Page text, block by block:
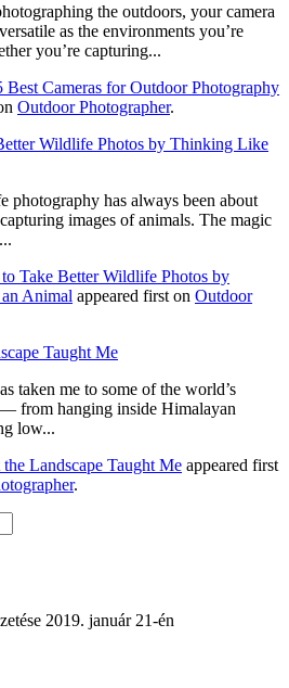
the outdoors, your camera
as the environments you’re
you’re capturing...
Best Cameras for Outdoor Photography
Outdoor Photographer.
Wildlife Photos by Thinking Like
photography has always been about
images of animals. The magic
Take Better Wildlife Photos by
Animal appeared first on Outdoor
Taught Me
taken me to some of the world’s
from hanging inside Himalayan
low...
Landscape Taught Me appeared first
.
2019. január 21-én